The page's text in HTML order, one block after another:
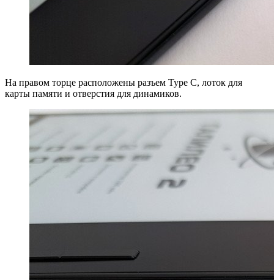
На правом торце расположены разъем Type C, лоток для
карты памяти и отверстия для динамиков.